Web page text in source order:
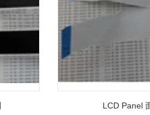
LCD Panel